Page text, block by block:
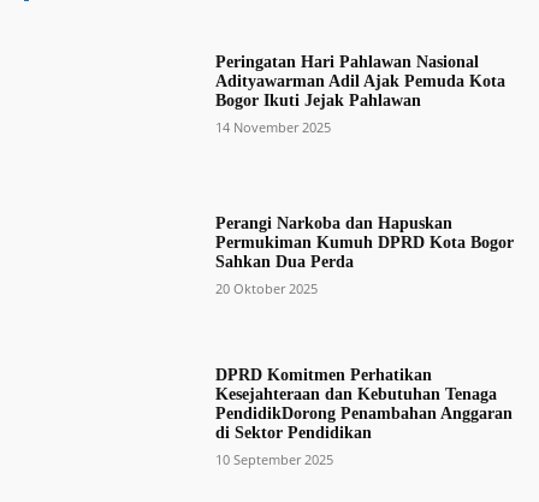
Peringatan Hari Pahlawan Nasional
Adityawarman Adil Ajak Pemuda Kota
Bogor Ikuti Jejak Pahlawan
14 November 2025
Perangi Narkoba dan Hapuskan
Permukiman Kumuh DPRD Kota Bogor
Sahkan Dua Perda
20 Oktober 2025
DPRD Komitmen Perhatikan
Kesejahteraan dan Kebutuhan Tenaga
PendidikDorong Penambahan Anggaran
di Sektor Pendidikan
10 September 2025